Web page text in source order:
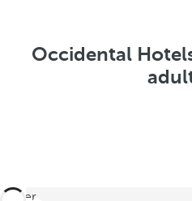
Occidental
volver